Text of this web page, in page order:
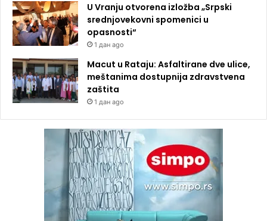
U Vranju otvorena izložba „Srpski
srednjovekovni spomenici u
opasnosti“
1 дан ago
Macut u Rataju: Asfaltirane dve ulice,
meštanima dostupnija zdravstvena
zaštita
1 дан ago